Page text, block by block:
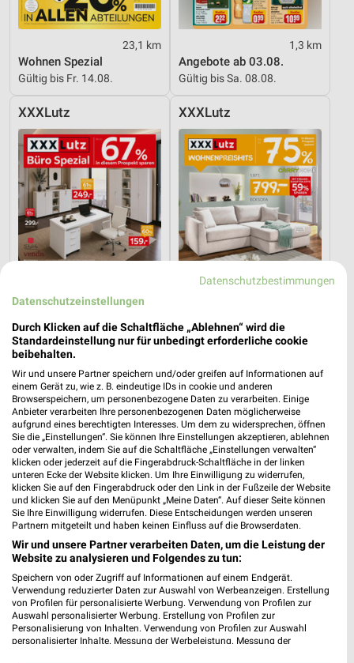
23,1 km
Wohnen Spezial
Gültig bis Fr. 14.08.
1,3 km
Angebote ab 03.08.
Gültig bis Sa. 08.08.
XXXLutz
23,1 km
Büro Spezial
Gültig bis Fr. 14.08.
XXXLutz
23,1 km
Gültig bis Fr. 14.08.
XXXLutz XXXLutz
Datenschutzbestimmungen
Datenschutzeinstellungen
Durch Klicken auf die Schaltfläche „Ablehnen“ wird die
Standardeinstellung nur für unbedingt erforderliche cookie
beibehalten.
Wir und unsere Partner speichern und/oder greifen auf Informationen auf
einem Gerät zu, wie z. B. eindeutige IDs in cookie und anderen
Browserspeichern, um personenbezogene Daten zu verarbeiten. Einige
Anbieter verarbeiten Ihre personenbezogenen Daten möglicherweise
aufgrund eines berechtigten Interesses. Um dem zu widersprechen, öffnen
Sie die „Einstellungen“. Sie können Ihre Einstellungen akzeptieren, ablehnen
oder verwalten, indem Sie auf die Schaltfläche „Einstellungen verwalten“
klicken oder jederzeit auf die Fingerabdruck-Schaltfläche in der linken
unteren Ecke der Website klicken. Um Ihre Einwilligung zu widerrufen,
klicken Sie auf den Fingerabdruck oder den Link in der Fußzeile der Website
und klicken Sie auf den Menüpunkt „Meine Daten“. Auf dieser Seite können
Sie Ihre Einwilligung widerrufen. Diese Entscheidungen werden unseren
Partnern mitgeteilt und haben keinen Einfluss auf die Browserdaten.
Wir und unsere Partner verarbeiten Daten, um die Leistung der
Website zu analysieren und Folgendes zu tun:
Speichern von oder Zugriff auf Informationen auf einem Endgerät.
Verwendung reduzierter Daten zur Auswahl von Werbeanzeigen. Erstellung
von Profilen für personalisierte Werbung. Verwendung von Profilen zur
Auswahl personalisierter Werbung. Erstellung von Profilen zur
Personalisierung von Inhalten. Verwendung von Profilen zur Auswahl
personalisierter Inhalte. Messung der Werbeleistung. Messung der